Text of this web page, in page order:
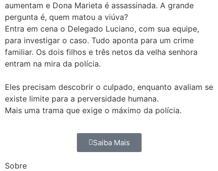
aumentam e Dona Marieta é assassinada. A grande
pergunta é, quem matou a viúva?
Entra em cena o Delegado Luciano, com sua equipe,
para investigar o caso. Tudo aponta para um crime
familiar. Os dois filhos e três netos da velha senhora
entram na mira da polícia.
Eles precisam descobrir o culpado, enquanto avaliam se
existe limite para a perversidade humana.
Mais uma trama que exige o máximo da polícia.
Saiba Mais
Sobre